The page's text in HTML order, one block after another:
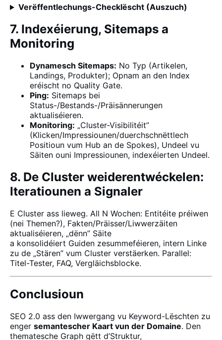
Verëffentlechungs-Checklëscht (Auszuch)
7. Indexéierung, Sitemaps a
Monitoring
Dynamesch Sitemaps: No Typ (Artikelen,
Landings, Produkter); Opnam an den Index
eréischt no Quality Gate.
Ping: Sitemaps bei
Status-/Bestands-/Präisännerungen
aktualiséieren.
Monitoring: „Cluster-Visibilitéit”
(Klicken/Impressiounen/duerchschnëttlech
Positioun vum Hub an de Spokes), Undeel vu
Säiten ouni Impressiounen, indexéierten Undeel.
8. De Cluster weiderentwéckelen:
Iteratiounen a Signaler
E Cluster ass lieweg. All N Wochen: Entitéite préiwen
(nei Themen?), Fakten/Präisser/Liwwerzäiten
aktualiséieren, „dënn” Säite
a konsolidéiert Guiden zesummeféieren, intern Linke
zu de „Stären” vum Cluster verstäerken. Parallel:
Titel-Tester, FAQ, Vergläichsblocke.
Conclusioun
SEO 2.0 ass den Iwwergang vu Keyword-Lëschten zu
enger semantescher Kaart vun der Domaine. Den
thematesche Graph gëtt d’Struktur,